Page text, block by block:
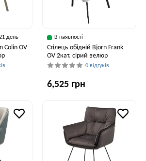
день
Colin OV
В наявності
Стілець обідній Bjorn Frank
OV 2кат. сірий велюр
0 відгуків
6,525 грн